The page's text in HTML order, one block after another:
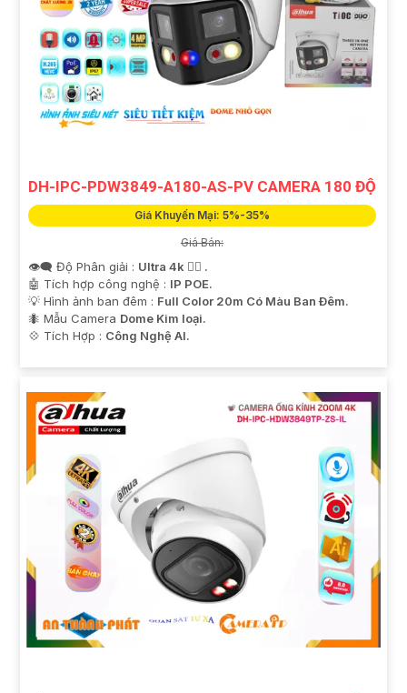
DH-IPC-PDW3849-A180-AS-PV CAMERA 180 ĐỘ
Giá Khuyến Mại: 5%-35%
Giá Bán:
👁️‍🗨 Độ Phân giải : Ultra 4k 👍🏾 .
🤖️ Tích hợp công nghệ : IP POE.
💡 Hình ảnh ban đêm : Full Color 20m Có Màu Ban Ðêm.
🐜 Mẫu Camera Dome Kim loại.
️💠 Tích Hợp : Công Nghệ AI.